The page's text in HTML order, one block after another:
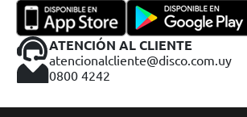
ATENCIÓN AL CLIENTE
atencionalcliente@disco.com.uy
0800 4242